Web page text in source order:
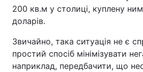
200 кв.м у столиці, куплену
доларів.
Звичайно, така ситуація не є
простий спосіб мінімізувати
наприклад, передбачити, що